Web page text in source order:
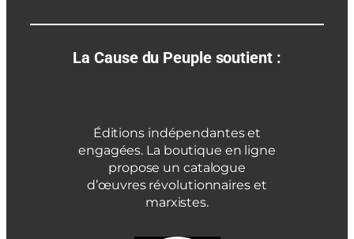
La Cause du Peuple soutient :
Éditions indépendantes et
engagées. La boutique en ligne
propose un catalogue
d’œuvres révolutionnaires et
marxistes.